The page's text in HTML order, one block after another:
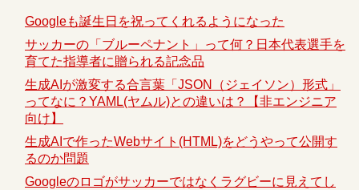
Googleも誕生日を祝ってくれるようになった
サッカーの「ブルーペナント」って何？日本代表選手を
育てた指導者に贈られる記念品
生成AIが激変する合言葉「JSON（ジェイソン）形式」
ってなに？YAML(ヤムル)との違いは？【非エンジニア
向け】
生成AIで作ったWebサイト(HTML)をどうやって公開す
るのか問題
Googleのロゴがサッカーではなくラグビーに見えてし